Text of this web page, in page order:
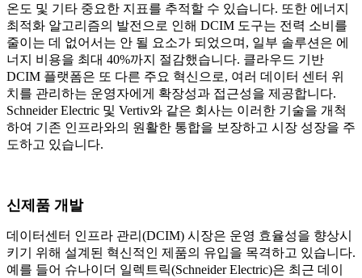
온도 및 기타 중요한 지표를 추적할 수 있습니다. 또한 에너지
최적화 알고리즘의 발전으로 인해 DCIM 도구는 전력 소비를
줄이는 데 없어서는 안 될 요소가 되었으며, 일부 솔루션은 에
너지 비용을 최대 40%까지 절감했습니다. 클라우드 기반
DCIM 플랫폼은 또 다른 주요 혁신으로, 여러 데이터 센터 위
치를 관리하는 운영자에게 확장성과 접근성을 제공합니다.
Schneider Electric 및 Vertiv와 같은 회사는 이러한 기술을 개척
하여 기존 인프라와의 원활한 통합을 보장하고 시장 성장을 주
도하고 있습니다.
신제품 개발
데이터센터 인프라 관리(DCIM) 시장은 운영 효율성을 향상시
키기 위해 설계된 혁신적인 제품의 유입을 목격하고 있습니다.
예를 들어 슈나이더 일렉트릭(Schneider Electric)은 최근 데이